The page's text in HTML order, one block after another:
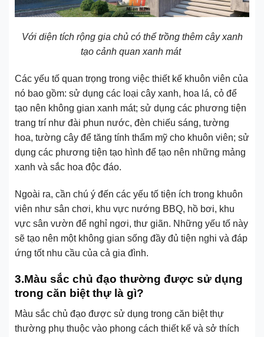
Với diện tích rộng gia chủ có thể trồng thêm cây xanh
tạo cảnh quan xanh mát
Các yếu tố quan trọng trong việc thiết kế khuôn viên của
nó bao gồm: sử dụng các loại cây xanh, hoa lá, cỏ để
tạo nên không gian xanh mát; sử dụng các phương tiện
trang trí như đài phun nước, đèn chiếu sáng, tường
hoa, tường cây để tăng tính thẩm mỹ cho khuôn viên; sử
dụng các phương tiện tạo hình để tạo nên những mảng
xanh và sắc hoa độc đáo.
Ngoài ra, cần chú ý đến các yếu tố tiện ích trong khuôn
viên như sân chơi, khu vực nướng BBQ, hồ bơi, khu
vực sân vườn để nghỉ ngơi, thư giãn. Những yếu tố này
sẽ tạo nên một không gian sống đầy đủ tiện nghi và đáp
ứng tốt nhu cầu của cả gia đình.
3.Màu sắc chủ đạo thường được sử dụng
trong căn biệt thự là gì?
Màu sắc chủ đạo được sử dụng trong căn biệt thự
thường phụ thuộc vào phong cách thiết kế và sở thích